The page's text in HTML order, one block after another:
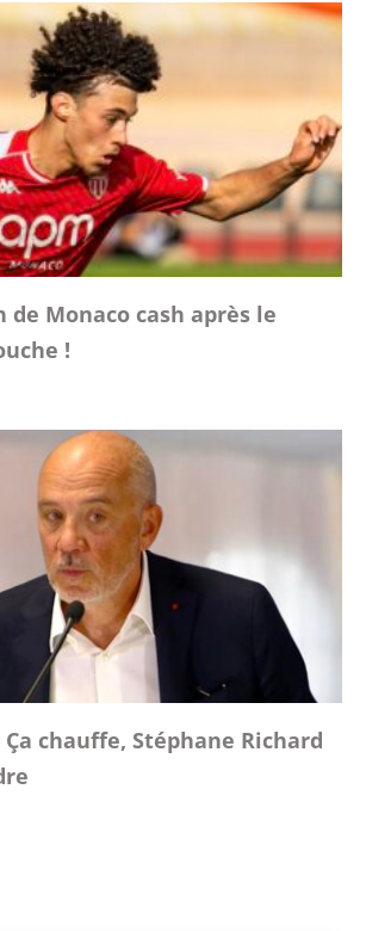
de Monaco cash après le
!
chauffe, Stéphane Richard